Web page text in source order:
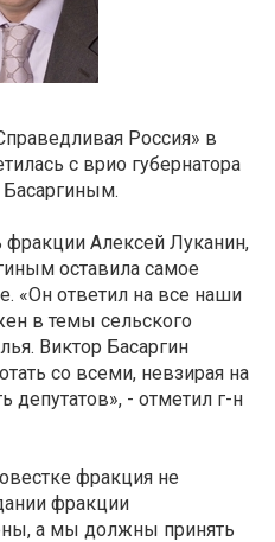
Россия» в
с врио губернатора
фракции Алексей Луканин,
оставила самое
«Он ответил на все наши
в темы сельского
Виктор Басаргин
со всеми, невзирая на
депутатов», - отметил г-н
фракция не
фракции
а мы должны принять